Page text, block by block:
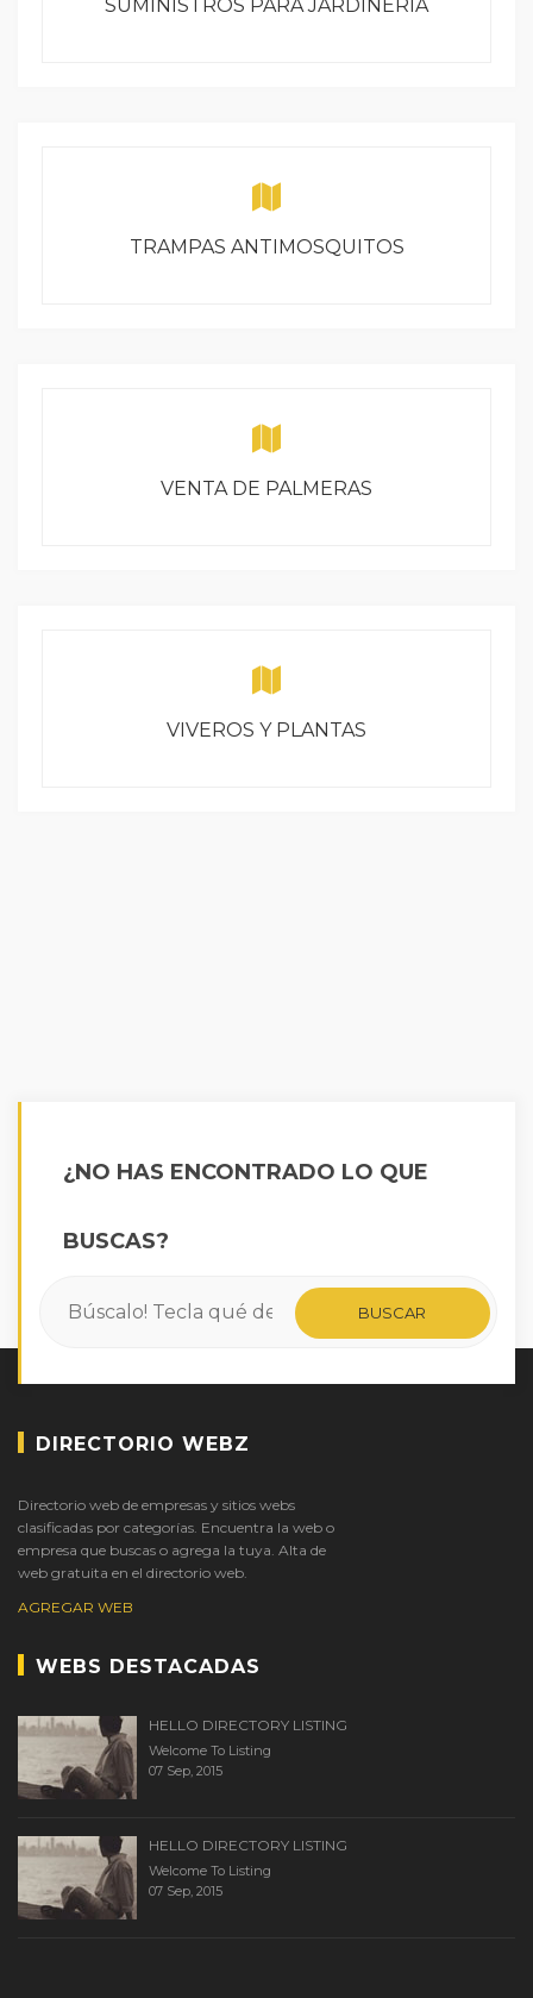
SUMINISTROS PARA JARDINERÍA
TRAMPAS ANTIMOSQUITOS
VENTA DE PALMERAS
VIVEROS Y PLANTAS
¿NO HAS ENCONTRADO LO QUE
BUSCAS?
DIRECTORIO WEBZ
Directorio web de empresas y sitios webs
clasificadas por categorías. Encuentra la web o
empresa que buscas o agrega la tuya. Alta de
web gratuita en el directorio web.
AGREGAR WEB
WEBS DESTACADAS
HELLO DIRECTORY LISTING
Welcome To Listing
07 Sep, 2015
HELLO DIRECTORY LISTING
Welcome To Listing
07 Sep, 2015